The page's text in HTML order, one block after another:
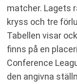
matcher. Lagets
kryss och tre
Tabellen visar
finns på en
Conference
den angivna